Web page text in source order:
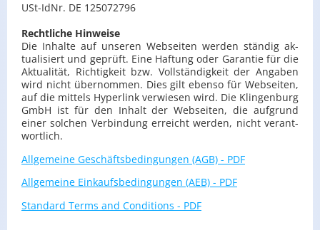
USt-Id­Nr. DE 125072796
Recht­li­che Hin­wei­se
Die In­hal­te auf un­se­ren Web­sei­ten wer­den stän­dig ak­
tua­li­siert und ge­prüft. Eine Haf­tung oder Ga­ran­tie für die
Ak­tua­li­tät, Rich­tig­keit bzw. Voll­stän­dig­keit der An­ga­ben
wird nicht über­nom­men. Dies gilt eben­so für Web­sei­ten,
auf die mit­tels Hy­per­link ver­wie­sen wird. Die Klin­gen­burg
GmbH ist für den In­halt der Web­sei­ten, die auf­grund
einer sol­chen Ver­bin­dung er­reicht wer­den, nicht ver­ant­
wort­lich.
All­ge­mei­ne Ge­schäfts­be­din­gun­gen (AGB) - PDF
All­ge­mei­ne Ein­kaufs­be­din­gun­gen (AEB) - PDF
Stan­dard Terms and Con­di­ti­ons - PDF